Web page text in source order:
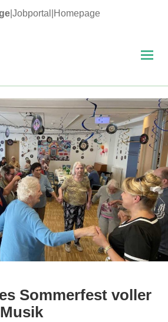
| Jobportal Homepage
Sommerfest voller